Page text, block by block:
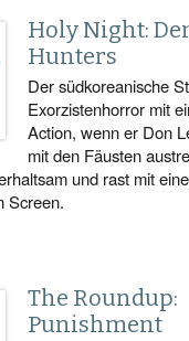
Holy Night:
Hunters
Der südkoreanische
Exorzistenhorror mit
Action, wenn er Don
mit den Fäusten
und rast mit
Screen.
The Roundup:
Punishment